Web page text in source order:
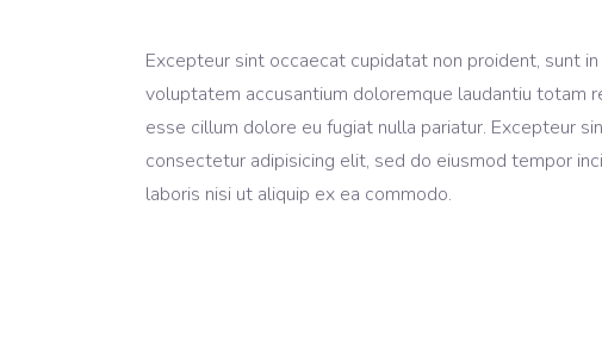
Excepteur sint occaecat cupidatat non proident, sunt
voluptatem accusantium doloremque laudantiu totam
esse cillum dolore eu fugiat nulla pariatur. Excepteur
consectetur adipisicing elit, sed do eiusmod tempor
laboris nisi ut aliquip ex ea commodo.